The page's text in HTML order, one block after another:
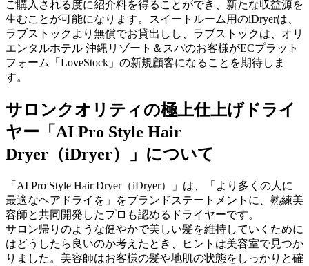
ご購入される度に紹介料を得ることができ、新たな収益源を
生むことが可能になります。スイートルーム用のiDryerは、
ラブストックより無償でお貸出しし、ラブストックは、オリ
エンタルホテル 沖縄リゾート＆スパのお客様がECプラット
フォーム「LoveStock」の新規顧客になることを期待しま
す。
サロンクオリティの極上仕上げドライ
ヤー「AI Pro Style Hair
Dryer（iDryer）」について
「AI Pro Style Hair Dryer（iDryer）」は、「より多くの人に
最適なヘアドライを」をブランドステートメントに、熟練美
容師と共同開発したプロも認めるドライヤーです。
サロン帰りのような健やかで美しい髪を維持していくために
はどうしたら良いのか考えたとき、ヒントは美容室で見つか
りました。美容師はお客様の髪や地肌の状態をしっかりと確